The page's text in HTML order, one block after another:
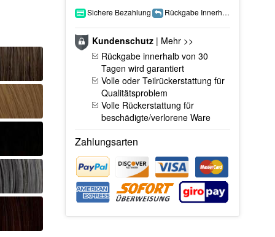
Sichere Bezahlung
Rückgabe Innerhalb 15 Tage
Kundenschutz| Mehr >>
Rückgabe innerhalb von 30
Tagen wird garantiert
Volle oder Teilrückerstattung für
Qualitätsproblem
Volle Rückerstattung für
beschädigte/verlorene Ware
Zahlungsarten